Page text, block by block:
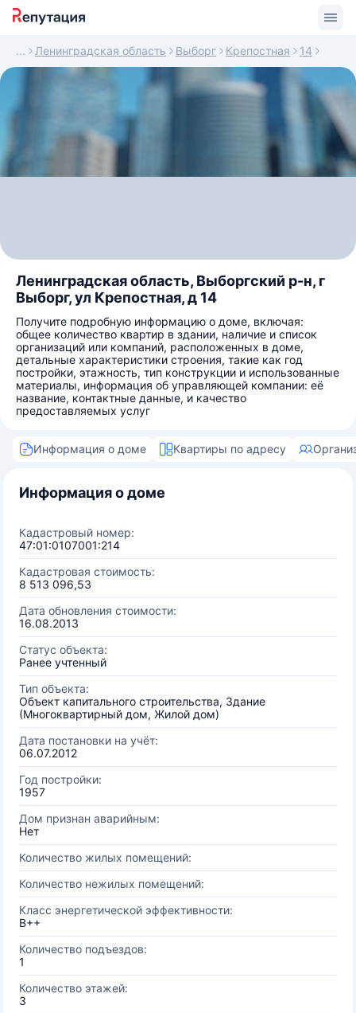
Ленинградская область Выборг Крепостная 14
Ленинградская область, Выборгский р-н, г
Выборг, ул Крепостная, д 14
Получите подробную информацию о доме, включая:
общее количество квартир в здании, наличие и список
организаций или компаний, расположенных в доме,
детальные характеристики строения, такие как год
постройки, этажность, тип конструкции и использованные
материалы, информация об управляющей компании: её
название, контактные данные, и качество
предоставляемых услуг
Информация о доме Квартиры по адресу
Информация о доме
Кадастровый номер:
47:01:0107001:214
Кадастровая стоимость:
8 513 096,53
Дата обновления стоимости:
16.08.2013
Статус объекта:
Ранее учтенный
Тип объекта:
Объект капитального строительства, Здание
(Многоквартирный дом, Жилой дом)
Дата постановки на учёт:
06.07.2012
Год постройки:
1957
Дом признан аварийным:
Нет
Количество жилых помещений:
Количество нежилых помещений:
Класс энергетической эффективности:
B++
Количество подъездов:
1
Количество этажей:
3